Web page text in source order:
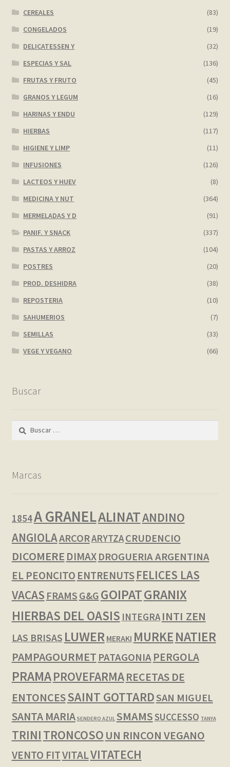
CEREALES
(83)
CONGELADOS
(19)
DELICATESSEN Y
(32)
ESPECIAS Y SAL
(136)
FRUTAS Y FRUTO
(45)
GRANOS Y LEGUM
(16)
HARINAS Y ENDU
(129)
HIERBAS
(117)
HIGIENE Y LIMP
(11)
INFUSIONES
(126)
LACTEOS Y HUEV
(8)
MEDICINA Y NUT
(364)
MERMELADAS Y D
(91)
PANIF. Y SNACK
(337)
PASTAS Y ARROZ
(104)
POSTRES
(20)
PROD. DESHIDRA
(38)
REPOSTERIA
(10)
SAHUMERIOS
(7)
SEMILLAS
(33)
VEGE Y VEGANO
(66)
Buscar
Buscar:
Marcas
1854A GRANELALINATANDINO
ANGIOLAARCORARYTZACRUDENCIO
DICOMERE DIMAX DROGUERIA ARGENTINA
EL PEONCITO ENTRENUTSFELICES LAS
VACAS FRAMS G&G GOIPATGRANIX
HIERBAS DEL OASIS INTEGRA INTI ZEN
LAS BRISAS LUWER MERAKI MURKENATIER
PAMPAGOURMET PATAGONIA PERGOLA
PRAMAPROVEFARMARECETAS DE
ENTONCESSAINT GOTTARDSAN MIGUEL
SANTA MARIA SENDERO AZUL SMAMSSUCCESSO TANYA
TRINI TRONCOSO UN RINCON VEGANO
VENTO FITVITALVITATECH